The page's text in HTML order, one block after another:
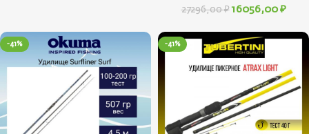
27296,00₽ 16056,00 ₽
-41% -41%